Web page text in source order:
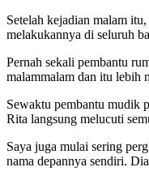
Setelah kejadian malam
melakukannya di seluruh
Pernah sekali pembantu
malammalam dan itu lebih
Sewaktu pembantu mudik
Rita langsung melucuti
Saya juga mulai sering
nama depannya sendiri.